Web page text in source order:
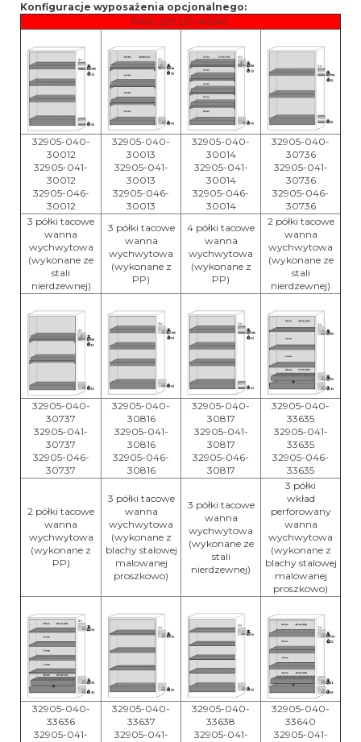
Konfiguracje wyposażenia opcjonalnego:
FX90.229.120.WDAC
32905-040-
30012
32905-041-
30012
32905-046-
30012
32905-040-
30013
32905-041-
30013
32905-046-
30013
32905-040-
30014
32905-041-
30014
32905-046-
30014
32905-040-
30736
32905-041-
30736
32905-046-
30736
3 półki tacowe
wanna
wychwytowa
(wykonane ze
stali
nierdzewnej)
3 półki tacowe
wanna
wychwytowa
(wykonane z
PP)
4 półki tacowe
wanna
wychwytowa
(wykonane z
PP)
2 półki tacowe
wanna
wychwytowa
(wykonane ze
stali
nierdzewnej)
32905-040-
30737
32905-041-
30737
32905-046-
30737
32905-040-
30816
32905-041-
30816
32905-046-
30816
32905-040-
30817
32905-041-
30817
32905-046-
30817
32905-040-
33635
32905-041-
33635
32905-046-
33635
2 półki tacowe
wanna
wychwytowa
(wykonane z
PP)
3 półki tacowe
wanna
wychwytowa
(wykonane z
blachy stalowej
malowanej
proszkowo)
3 półki tacowe
wanna
wychwytowa
(wykonane ze
stali
nierdzewnej)
3 półki
wkład
perforowany
wanna
wychwytowa
(wykonane z
blachy stalowej
malowanej
proszkowo)
32905-040-
33636
32905-041-
32905-040-
33637
32905-041-
32905-040-
33638
32905-041-
32905-040-
33640
32905-041-